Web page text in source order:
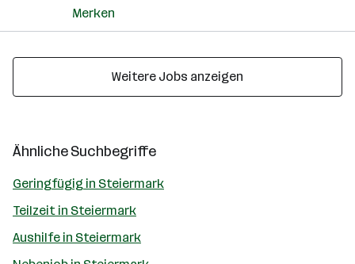
Merken
Weitere Jobs anzeigen
Ähnliche Suchbegriffe
Geringfügig in Steiermark
Teilzeit in Steiermark
Aushilfe in Steiermark